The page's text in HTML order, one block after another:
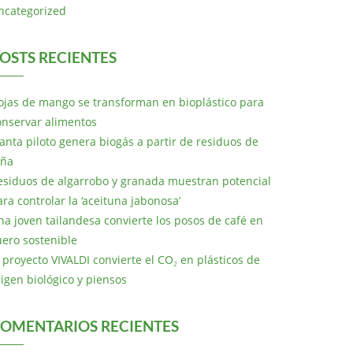
RECIENTES
de mango se transforman en bioplástico para
alimentos
piloto genera biogás a partir de residuos de
de algarrobo y granada muestran potencial
controlar la ‘aceituna jabonosa’
joven tailandesa convierte los posos de café en
sostenible
proyecto VIVALDI convierte el CO₂ en plásticos de
biológico y piensos
RECIENTES